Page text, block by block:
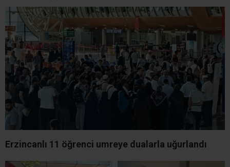
Erzincanlı 11 öğrenci umreye dualarla uğurlandı